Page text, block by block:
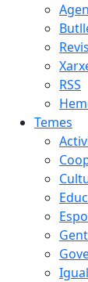
RSS
Temes